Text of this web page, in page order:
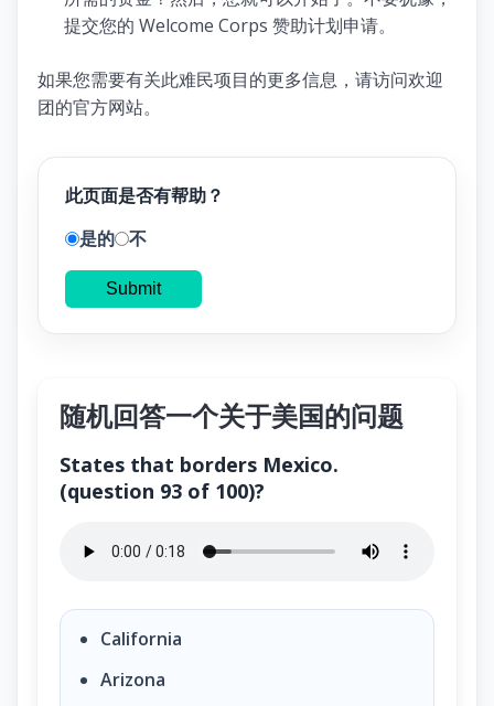
提交您的 Welcome Corps 赞助计划申请。
如果您需要有关此难民项目的更多信息，请访问欢迎
团的官方网站。
此页面是否有帮助？
是的 不
Submit
随机回答一个关于美国的问题
States that borders Mexico.
(question 93 of 100)?
States that borders Mexico. (question 93 of 100)?
California
Arizona